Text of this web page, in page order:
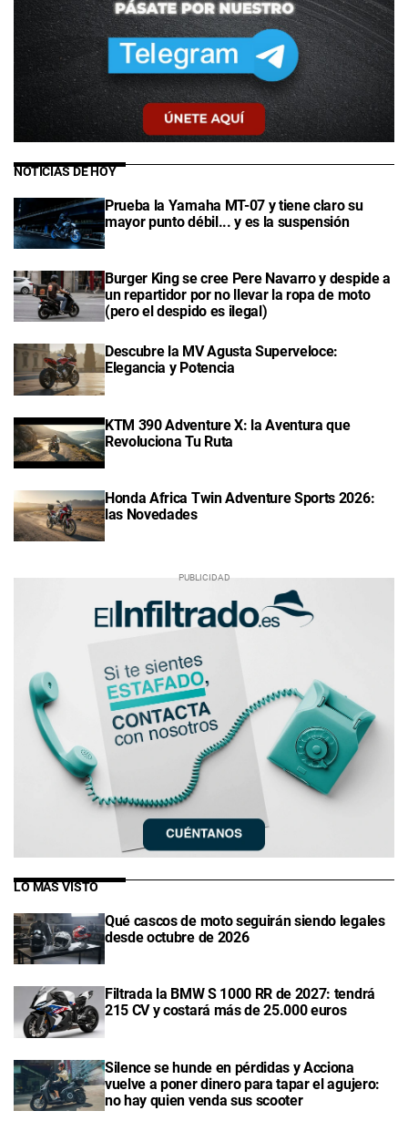
NOTICIAS DE HOY
Prueba la Yamaha MT-07 y tiene claro su
mayor punto débil... y es la suspensión
Burger King se cree Pere Navarro y despide a
un repartidor por no llevar la ropa de moto
(pero el despido es ilegal)
Descubre la MV Agusta Superveloce:
Elegancia y Potencia
KTM 390 Adventure X: la Aventura que
Revoluciona Tu Ruta
Honda Africa Twin Adventure Sports 2026:
las Novedades
LO MÁS VISTO
Qué cascos de moto seguirán siendo legales
desde octubre de 2026
Filtrada la BMW S 1000 RR de 2027: tendrá
215 CV y costará más de 25.000 euros
Silence se hunde en pérdidas y Acciona
vuelve a poner dinero para tapar el agujero:
no hay quien venda sus scooter